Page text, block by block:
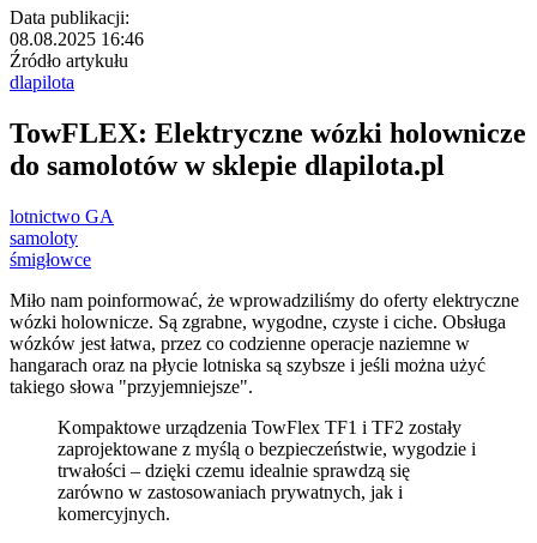
Data publikacji:
08.08.2025 16:46
Źródło artykułu
dlapilota
TowFLEX: Elektryczne wózki holownicze
do samolotów w sklepie dlapilota.pl
lotnictwo GA
samoloty
śmigłowce
Miło nam poinformować, że wprowadziliśmy do oferty elektryczne
wózki holownicze. Są zgrabne, wygodne, czyste i ciche. Obsługa
wózków jest łatwa, przez co codzienne operacje naziemne w
hangarach oraz na płycie lotniska są szybsze i jeśli można użyć
takiego słowa "przyjemniejsze".
Kompaktowe urządzenia TowFlex TF1 i TF2 zostały
zaprojektowane z myślą o bezpieczeństwie, wygodzie i
trwałości – dzięki czemu idealnie sprawdzą się
zarówno w zastosowaniach prywatnych, jak i
komercyjnych.